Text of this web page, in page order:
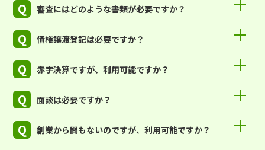
Q 審査にはどのような書類が必要ですか？
Q 債権譲渡登記は必要ですか？
Q 赤字決算ですが、利用可能ですか？
Q 面談は必要ですか？
Q 創業から間もないのですが、利用可能ですか？